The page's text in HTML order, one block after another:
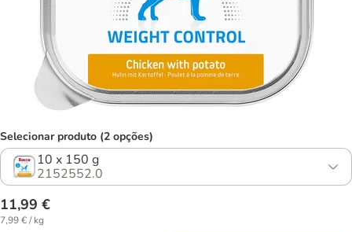
Selecionar produto (2 opções)
10 x 150 g
2152552.0
11,99 €
7,99 € / kg